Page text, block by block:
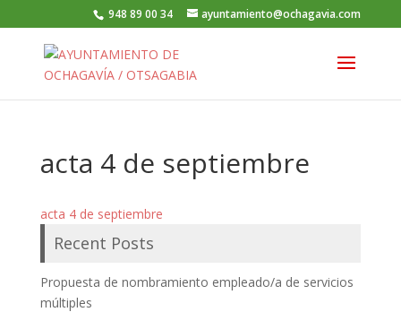
948 89 00 34 ayuntamiento@ochagavia.com
acta 4 de septiembre
acta 4 de septiembre
Recent Posts
Propuesta de nombramiento empleado/a de servicios
múltiples